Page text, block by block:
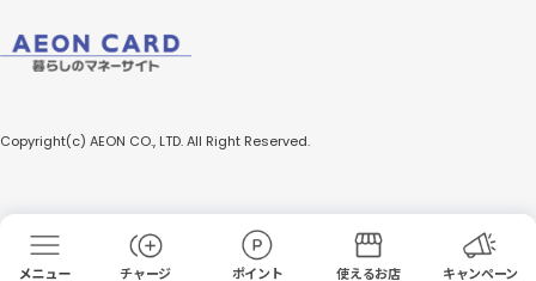
チャージ ポイント 使えるお店 キャンペーン
Copyright(c) AEON CO., LTD. All Right Reserved.